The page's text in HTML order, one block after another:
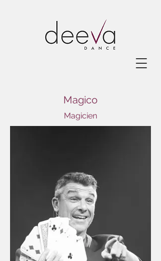
Magico
Magicien